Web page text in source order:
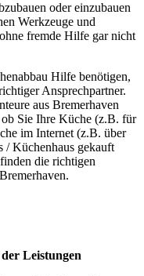
oder einzubauen
Werkzeuge und
fremde Hilfe gar nicht
Hilfe benötigen,
Ansprechpartner.
aus Bremerhaven
Sie Ihre Küche (z.B. für
im Internet (z.B. über
/ Küchenhaus gekauft
die richtigen
Leistungen